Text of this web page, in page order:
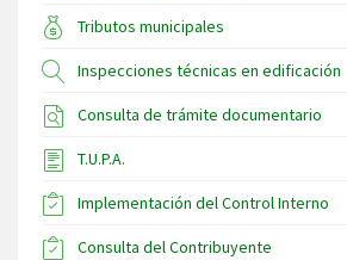
Tributos municipales
Inspecciones técnicas en edificación
Consulta de trámite documentario
T.U.P.A.
Implementación del Control Interno
Consulta del Contribuyente